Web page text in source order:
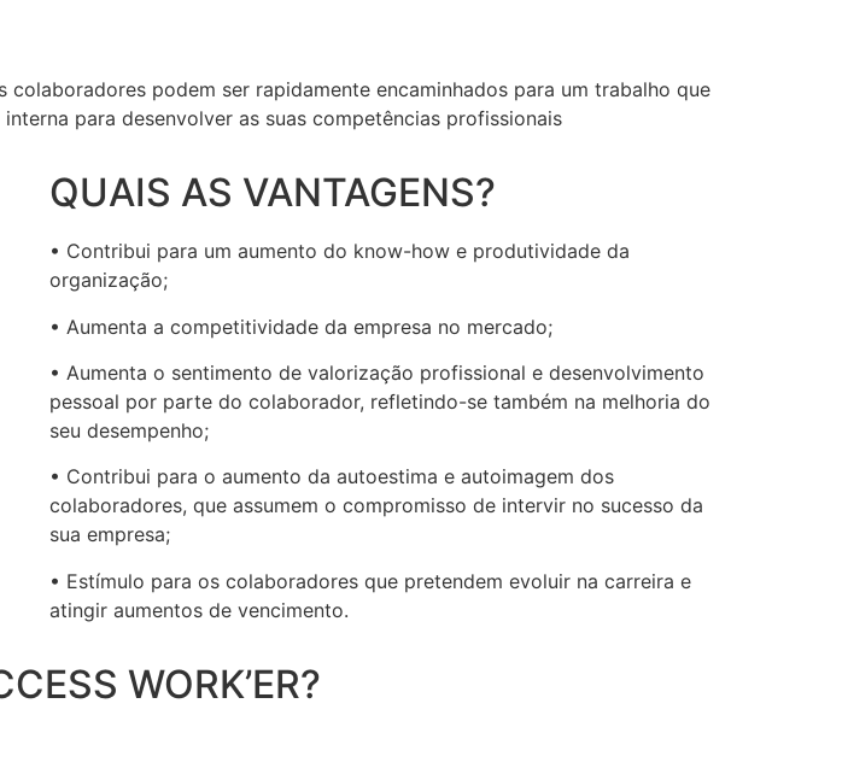
colaboradores podem ser rapidamente encaminhados para um trabalho que
para desenvolver as suas competências profissionais
QUAIS AS VANTAGENS?
• Contribui para um aumento do know-how e produtividade da
organização;
• Aumenta a competitividade da empresa no mercado;
• Aumenta o sentimento de valorização profissional e desenvolvimento
pessoal por parte do colaborador, refletindo-se também na melhoria do
seu desempenho;
• Contribui para o aumento da autoestima e autoimagem dos
colaboradores, que assumem o compromisso de intervir no sucesso da
sua empresa;
• Estímulo para os colaboradores que pretendem evoluir na carreira e
atingir aumentos de vencimento.
WORK’ER?